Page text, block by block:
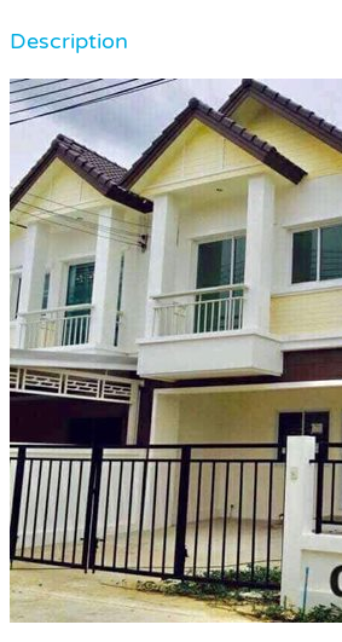
Description